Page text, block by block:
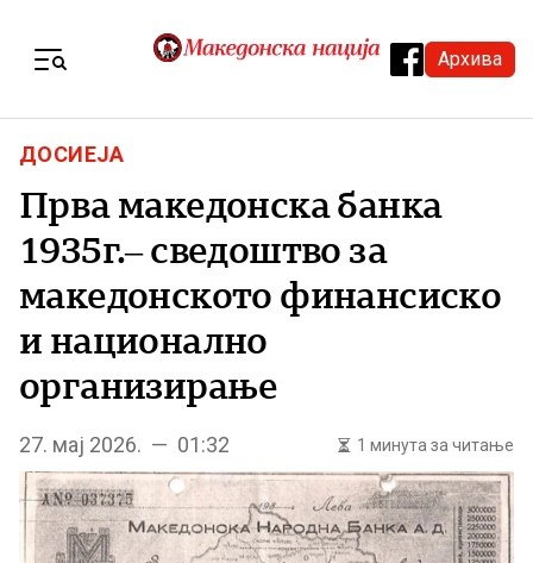
Архива
ДОСИЕЈА
Прва македонска банка
1935г.– сведоштво за
македонското финансиско
и национално
организирање
27. мај 2026. — 01:32 1 минута за читање